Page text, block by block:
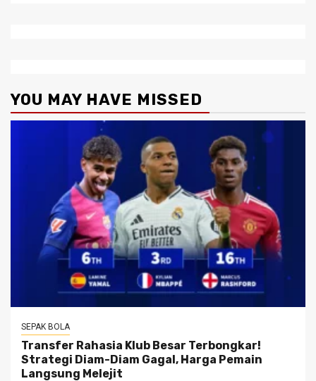
YOU MAY HAVE MISSED
SEPAK BOLA
Transfer Rahasia Klub Besar Terbongkar!
Strategi Diam-Diam Gagal, Harga Pemain
Langsung Melejit